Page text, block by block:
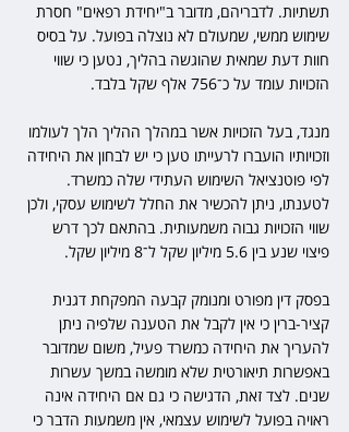
תשתיות. לדבריהם, מדובר ב"יחידת רפאים" חסרת
שימוש ממשי, שמעולם לא נוצלה בפועל. על בסיס
חוות דעת שמאית שהוגשה בהליך, נטען כי שווי
הזכויות עומד על כ־756 אלף שקל בלבד.
מנגד, בעל הזכויות אשר במהלך ההליך הלך לעולמו
וזכויותיו הועברו לרעייתו טען כי יש לבחון את היחידה
לפי פוטנציאל השימוש העתידי שלה כמשרד.
לטענתו, ניתן להכשיר את החלל לשימוש עסקי, ולכן
שווי הזכויות גבוה משמעותית. בהתאם לכך דרש
פיצוי שנע בין 5.6 מיליון שקל ל־8 מיליון שקל.
בפסק דין מפורט ומנומק קבעה המפקחת דגנית
קציר-ברין כי אין לקבל את הטענה שלפיה ניתן
להעריך את היחידה כמשרד פעיל, משום שמדובר
באפשרות תיאורטית שלא מומשה במשך עשרות
שנים. לצד זאת, הדגישה כי גם אם היחידה אינה
ראויה בפועל לשימוש עצמאי, אין משמעות הדבר כי